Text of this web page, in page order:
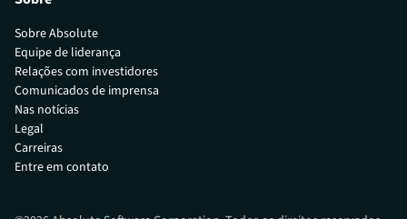
Sobre Absolute
Equipe de liderança
Relações com investidores
Comunicados de imprensa
Nas notícias
Legal
Carreiras
Entre em contato